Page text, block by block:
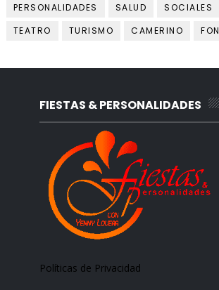
PERSONALIDADES
SALUD SOCIALES
TEATRO
TURISMO CAMERINO FON
FIESTAS & PERSONALIDADES
Políticas de Privacidad